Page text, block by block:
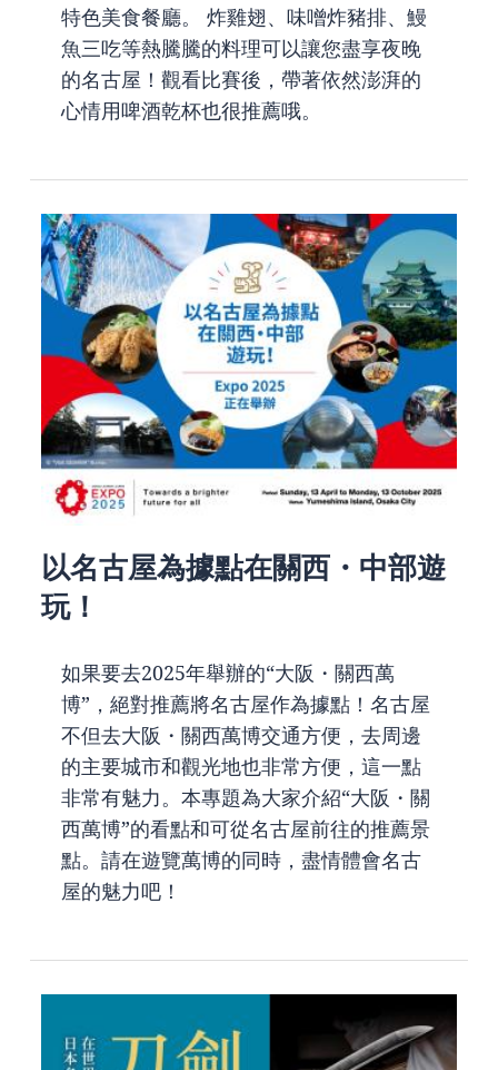
特色美食餐廳。 炸雞翅、味噌炸豬排、鰻
魚三吃等熱騰騰的料理可以讓您盡享夜晚
的名古屋！觀看比賽後，帶著依然澎湃的
心情用啤酒乾杯也很推薦哦。
以名古屋為據點在關西・中部遊
玩！
如果要去2025年舉辦的“大阪・關西萬
博”，絕對推薦將名古屋作為據點！名古屋
不但去大阪・關西萬博交通方便，去周邊
的主要城市和觀光地也非常方便，這一點
非常有魅力。本專題為大家介紹“大阪・關
西萬博”的看點和可從名古屋前往的推薦景
點。請在遊覽萬博的同時，盡情體會名古
屋的魅力吧！